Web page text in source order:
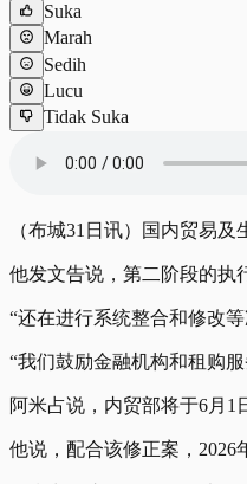
Suka
Marah
Sedih
Lucu
Tidak Suka
（布城31日讯）国内贸易
他发文告说，第二阶段的执
“还在进行系统整合和修改
“我们鼓励金融机构和租购
阿米占说，内贸部将于6月1
他说，配合该修正案，2026